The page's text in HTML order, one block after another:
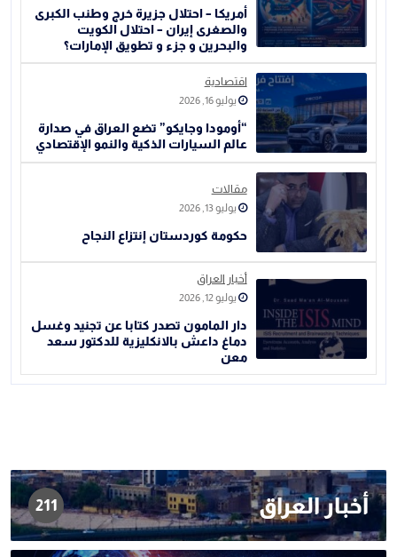
أمريكا – احتلال جزيرة خرج وطنب الكبرى
والصغرى إيران – احتلال الكويت
والبحرين و جزء و تطويق الإمارات؟
اقتصادية
يوليو 16, 2026
“أومودا وجايكو” تضع العراق في صدارة
عالم السيارات الذكية والنمو الإقتصادي
مقالات
يوليو 13, 2026
حكومة كوردستان إنتزاع النجاح
أخبار العراق
يوليو 12, 2026
دار المامون تصدر كتابا عن تجنيد وغسل
دماغ داعش بالانكليزية للدكتور سعد
معن
أخبار العراق 211